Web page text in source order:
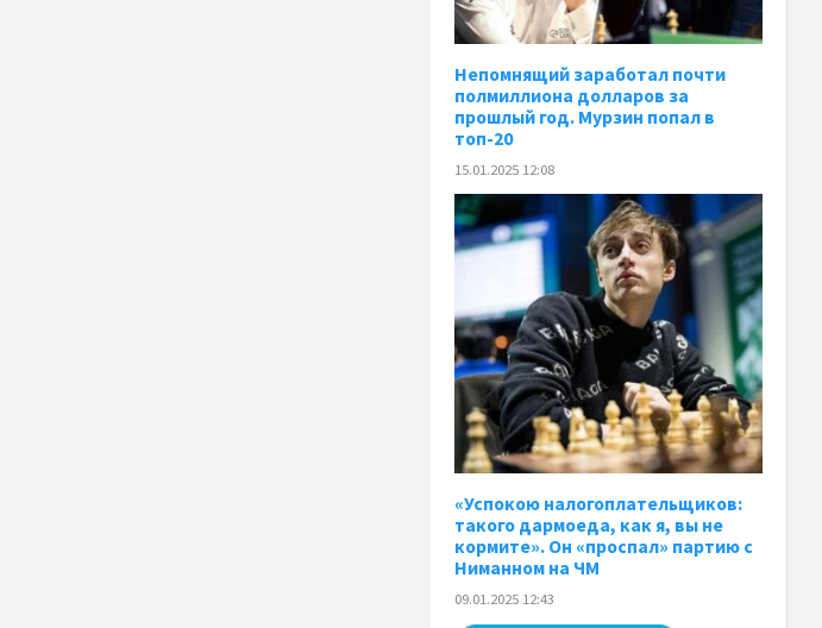
Непомнящий заработал почти
полмиллиона долларов за
прошлый год. Мурзин попал в
топ-20
15.01.2025 12:08
«Успокою налогоплательщиков:
такого дармоеда, как я, вы не
кормите». Он «проспал» партию с
Ниманном на ЧМ
09.01.2025 12:43